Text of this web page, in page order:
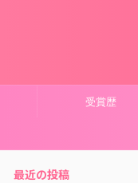
受賞歴
最近の投稿